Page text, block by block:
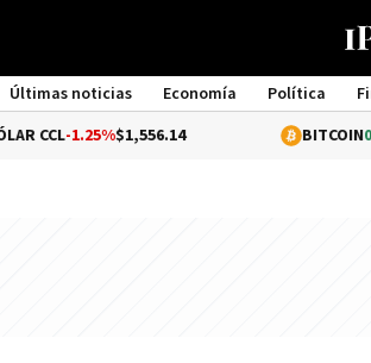
Últimas noticias Economía Política
$1,556.14 BITCOIN0.3%